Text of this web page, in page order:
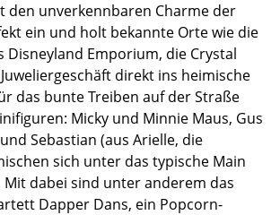
den unverkennbaren Charme der
ein und holt bekannte Orte wie die
Disneyland Emporium, die Crystal
direkt ins heimische
das bunte Treiben auf der Straße
Micky und Minnie Maus, Gus
Sebastian (aus Arielle, die
sich unter das typische Main
Mit dabei sind unter anderem das
Dapper Dans, ein Popcorn-